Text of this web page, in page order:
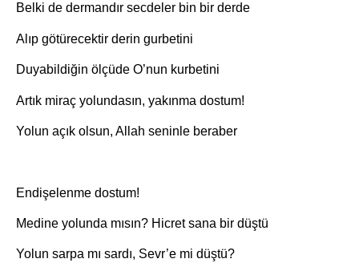
Belki de dermandır secdeler bin bir derde
Alıp götürecektir derin gurbetini
Duyabildiğin ölçüde O’nun kurbetini
Artık miraç yolundasın, yakınma dostum!
Yolun açık olsun, Allah seninle beraber
Endişelenme dostum!
Medine yolunda mısın? Hicret sana bir düştü
Yolun sarpa mı sardı, Sevr’e mi düştü?